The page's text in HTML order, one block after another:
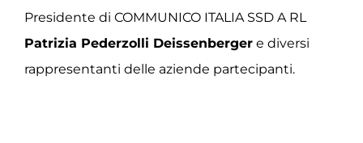
Presidente di COMMUNICO ITALIA SSD A RL
Patrizia Pederzolli Deissenberger e diversi
rappresentanti delle aziende partecipanti.